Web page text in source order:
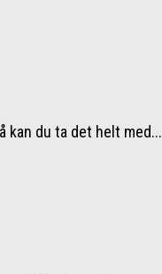
kan du ta det helt med...